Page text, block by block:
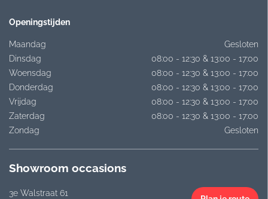
Openingstijden
Maandag
Gesloten
Dinsdag
08:00 - 12:30 & 13:00 - 17:00
Woensdag
08:00 - 12:30 & 13:00 - 17:00
Donderdag
08:00 - 12:30 & 13:00 - 17:00
Vrijdag
08:00 - 12:30 & 13:00 - 17:00
Zaterdag
08:00 - 12:30 & 13:00 - 17:00
Zondag
Gesloten
Showroom occasions
3e Walstraat 61